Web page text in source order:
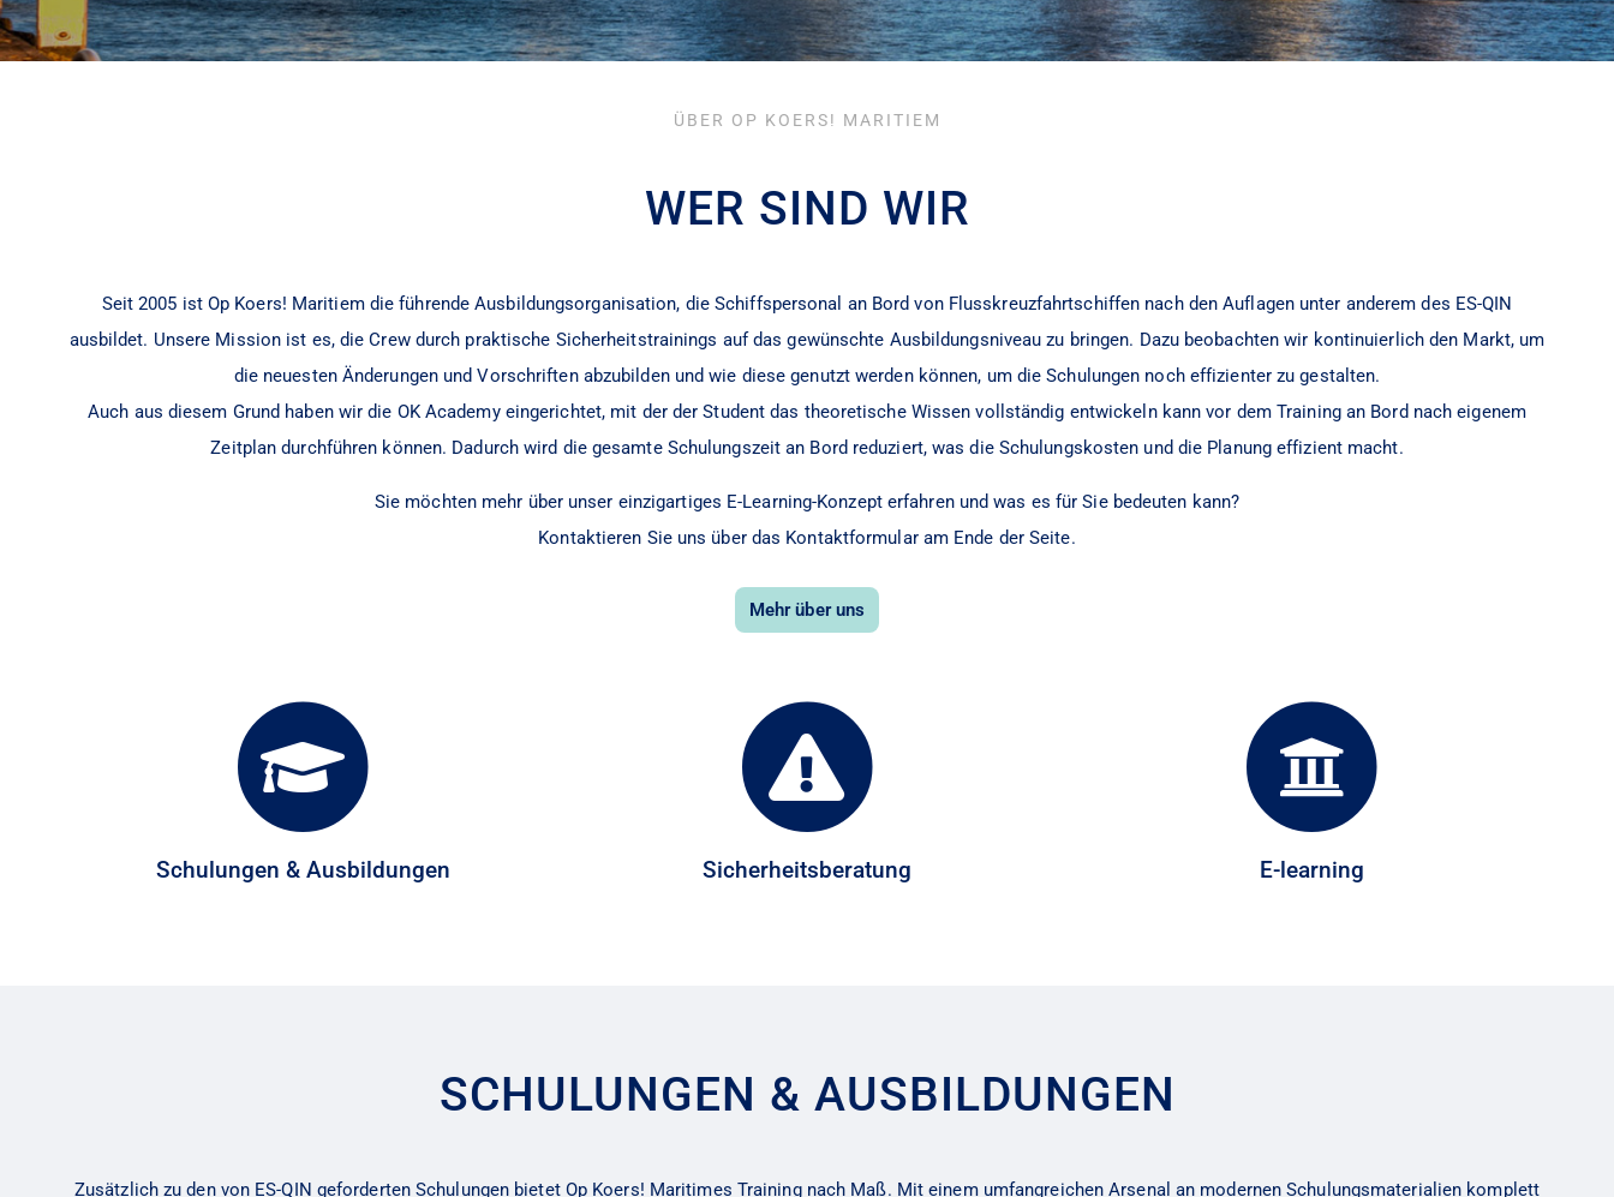
ÜBER OP KOERS! MARITIEM
WER SIND WIR
Seit 2005 ist Op Koers! Maritiem die führende Ausbildungsorganisation, die Schiffspersonal an Bord von Flusskreuzfahrtschiffen nach den Auflagen unter anderem des ES-QIN
ausbildet. Unsere Mission ist es, die Crew durch praktische Sicherheitstrainings auf das gewünschte Ausbildungsniveau zu bringen. Dazu beobachten wir kontinuierlich den Markt, um
die neuesten Änderungen und Vorschriften abzubilden und wie diese genutzt werden können, um die Schulungen noch effizienter zu gestalten.
Auch aus diesem Grund haben wir die OK Academy eingerichtet, mit der der Student das theoretische Wissen vollständig entwickeln kann vor dem Training an Bord nach eigenem
Zeitplan durchführen können. Dadurch wird die gesamte Schulungszeit an Bord reduziert, was die Schulungskosten und die Planung effizient macht.
Sie möchten mehr über unser einzigartiges E-Learning-Konzept erfahren und was es für Sie bedeuten kann?
Kontaktieren Sie uns über das Kontaktformular am Ende der Seite.
Mehr über uns
Schulungen & Ausbildungen Sicherheitsberatung E-learning
SCHULUNGEN & AUSBILDUNGEN
Zusätzlich zu den von ES-QIN geforderten Schulungen bietet Op Koers! Maritimes Training nach Maß. Mit einem umfangreichen Arsenal an modernen Schulungsmaterialien komplett